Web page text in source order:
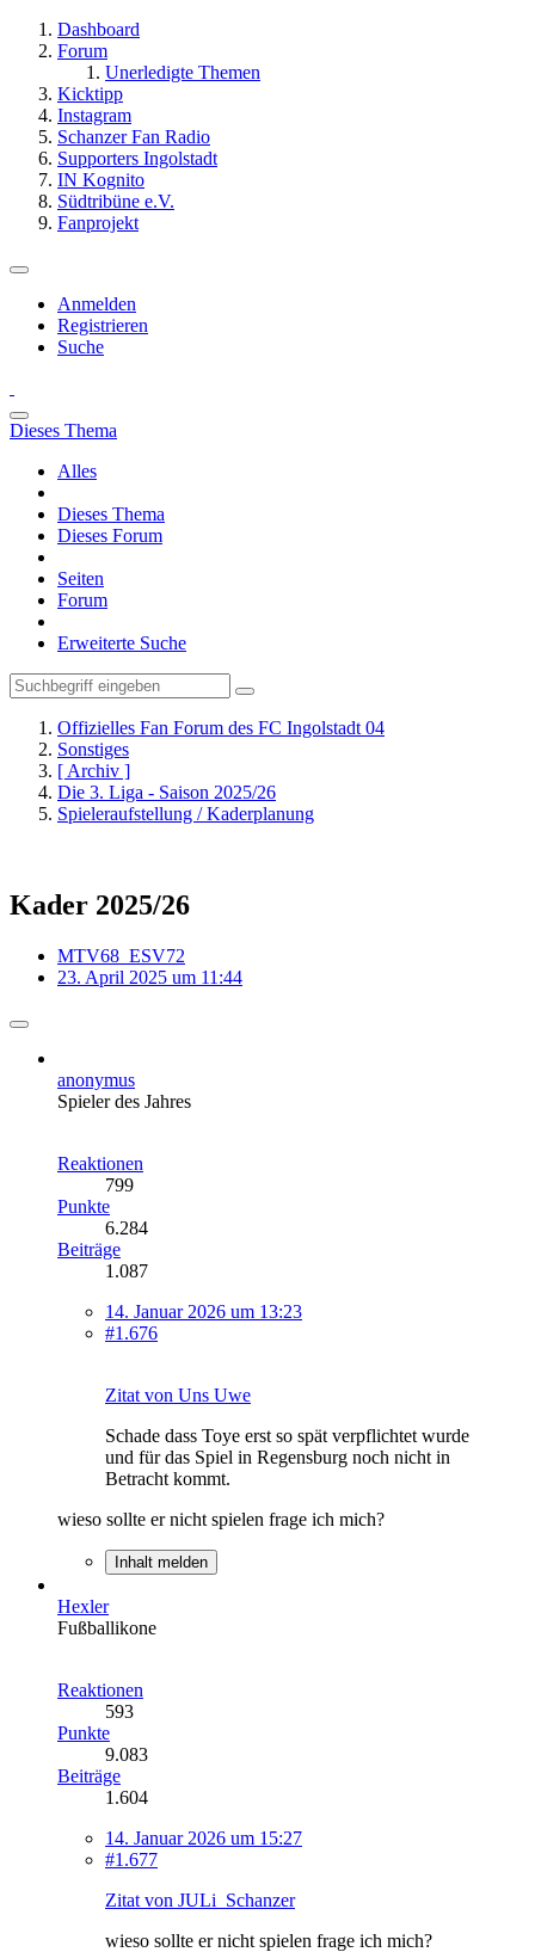
Dashboard
Forum
Unerledigte Themen
Kicktipp
Instagram
Schanzer Fan Radio
Supporters Ingolstadt
IN Kognito
Südtribüne e.V.
Fanprojekt
Anmelden
Registrieren
Suche
Dieses Thema
Alles
Dieses Thema
Dieses Forum
Seiten
Forum
Erweiterte Suche
Offizielles Fan Forum des FC Ingolstadt 04
Sonstiges
[ Archiv ]
Die 3. Liga - Saison 2025/26
Spieleraufstellung / Kaderplanung
Kader 2025/26
MTV68_ESV72
23. April 2025 um 11:44
anonymus
Spieler des Jahres
Reaktionen
799
Punkte
6.284
Beiträge
1.087
14. Januar 2026 um 13:23
#1.676
Zitat von Uns Uwe
Schade dass Toye erst so spät verpflichtet wurde
und für das Spiel in Regensburg noch nicht in
Betracht kommt.
wieso sollte er nicht spielen frage ich mich?
Inhalt melden
Hexler
Fußballikone
Reaktionen
593
Punkte
9.083
Beiträge
1.604
14. Januar 2026 um 15:27
#1.677
Zitat von JULi_Schanzer
wieso sollte er nicht spielen frage ich mich?